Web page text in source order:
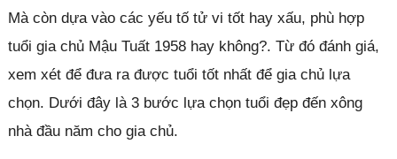
Mà còn dựa vào các yếu tố tử vi tốt hay xấu, phù hợp
tuổi gia chủ Mậu Tuất 1958 hay không?. Từ đó đánh giá,
xem xét để đưa ra được tuổi tốt nhất để gia chủ lựa
chọn. Dưới đây là 3 bước lựa chọn tuổi đẹp đến xông
nhà đầu năm cho gia chủ.